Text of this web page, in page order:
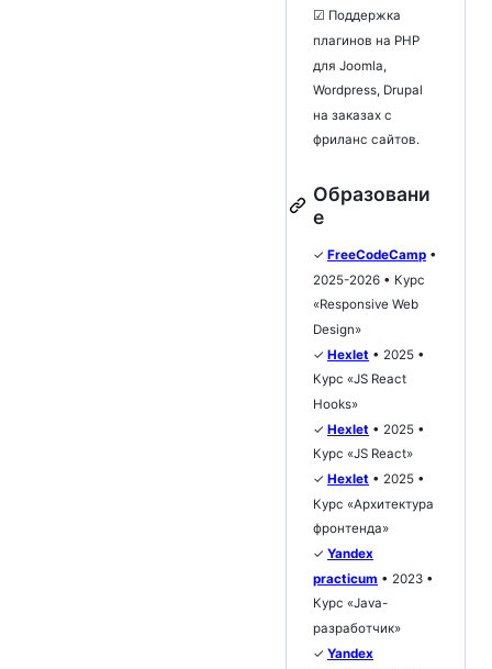
☑ Поддержка
плагинов на PHP
для Joomla,
Wordpress, Drupal
на заказах с
фриланс сайтов.
Образовани
е
✓ FreeCodeCamp •
2025-2026 • Курс
«Responsive Web
Design»
✓ Hexlet • 2025 •
Курс «JS React
Hooks»
✓ Hexlet • 2025 •
Курс «JS React»
✓ Hexlet • 2025 •
Курс «Архитектура
фронтенда»
✓ Yandex
practicum • 2023 •
Курс «Java-
разработчик»
✓ Yandex